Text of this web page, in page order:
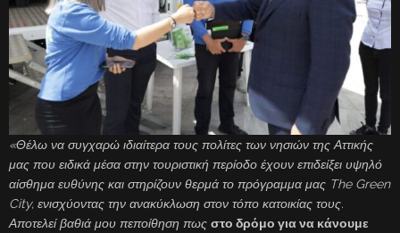
«Θέλω να συγχαρώ ιδιαίτερα τους πολίτες των νησιών της Αττικής
μας που ειδικά μέσα στην τουριστική περίοδο έχουν επιδείξει υψηλό
αίσθημα ευθύνης και στηρίζουν θερμά το πρόγραμμα μας The Green
City, ενισχύοντας την ανακύκλωση στον τόπο κατοικίας τους.
Αποτελεί βαθιά μου πεποίθηση πως στο δρόμο για να κάνουμε